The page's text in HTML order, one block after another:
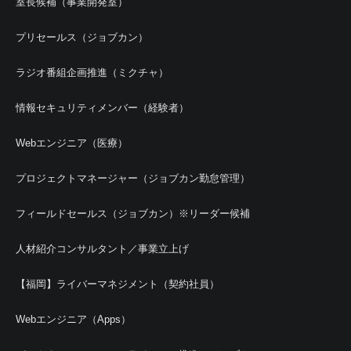
プリセールス（ジョブカン）
ラジオ番組企画推進（ミクチャ）
情報セキュリティメンバー（経験者）
Webエンジニア（医療）
プロジェクトマネージャー（ジョブカン勤怠管理）
フィールドセールス（ジョブカン）※リーダー候補
人材紹介コンサルタント／事業立上げ
【福岡】ライバーマネジメント（契約社員）
Webエンジニア（Apps）